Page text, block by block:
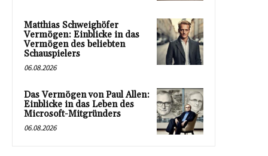
Matthias Schweighöfer
Vermögen: Einblicke in das
Vermögen des beliebten
Schauspielers
06.08.2026
Das Vermögen von Paul Allen:
Einblicke in das Leben des
Microsoft-Mitgründers
06.08.2026